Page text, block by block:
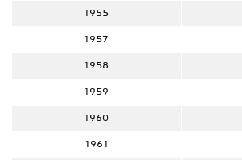
1955
1957
1958
1959
1960
1961